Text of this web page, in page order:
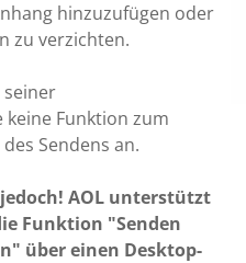
hinzuzufügen oder
zu verzichten.
seiner
Funktion zum
Sendens an.
AOL unterstützt
Funktion "Senden
über einen Desktop-